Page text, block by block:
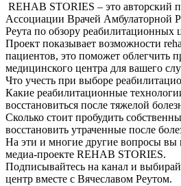
REHAB STORIES – это авторский
Ассоциации Врачей Амбулаторной
Реута по обзору реабилитационных
Проект показывает возможности
пациентов, это поможет облегчить
медицинского центра для вашего
Что учесть при выборе
Какие реабилитационные
восстановиться после тяжелой
Сколько стоит пробудить
восстановить утраченные после
На эти и многие другие вопросы вы
медиа-проекте REHAB STORIES.
Подписывайтесь на канал и
центр вместе с Вячеславом Реутом.